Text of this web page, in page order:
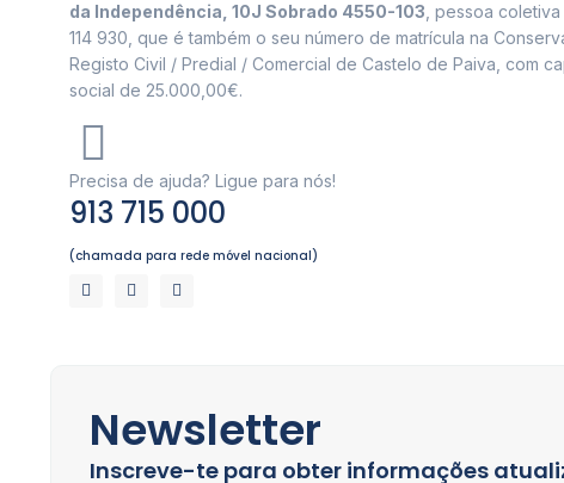
da Independência, 10J Sobrado 4550-103 , pessoa
114 930, que é também o seu número de matrícula na
Registo Civil / Predial / Comercial de Castelo de Paiva, com
social de 25.000,00€.
Precisa de ajuda? Ligue para nós!
913 715 000
(chamada para rede móvel nacional)
Newsletter
Inscreve-te para obter informações